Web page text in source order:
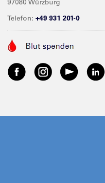
97080 Würzburg
Telefon: +49 931 201-0